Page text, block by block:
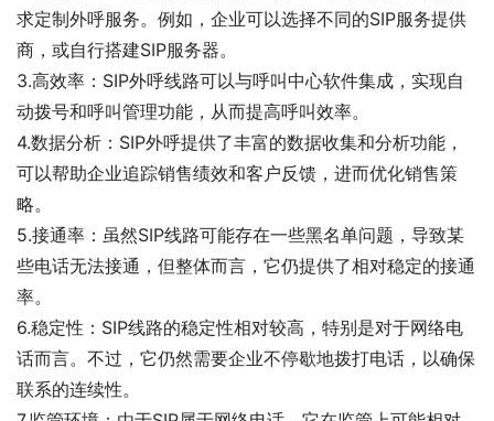
求定制外呼服务。例如，企业可以选择不同的SIP服务提供
商，或自行搭建SIP服务器。
3.高效率：SIP外呼线路可以与呼叫中心软件集成，实现自
动拨号和呼叫管理功能，从而提高呼叫效率。
4.数据分析：SIP外呼提供了丰富的数据收集和分析功能，
可以帮助企业追踪销售绩效和客户反馈，进而优化销售策
略。
5.接通率：虽然SIP线路可能存在一些黑名单问题，导致某
些电话无法接通，但整体而言，它仍提供了相对稳定的接通
率。
6.稳定性：SIP线路的稳定性相对较高，特别是对于网络电
话而言。不过，它仍然需要企业不停歇地拨打电话，以确保
联系的连续性。